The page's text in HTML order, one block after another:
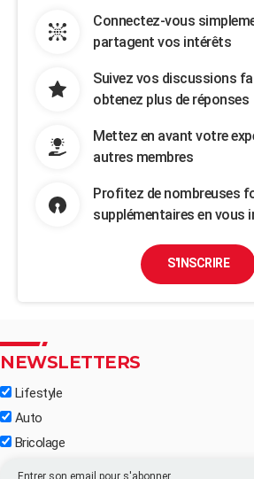
Connectez-vous
partagent vos intérêts
Suivez vos discussions
obtenez plus de réponses
Mettez en avant votre
autres membres
Profitez de nombreuses
supplémentaires en vous
S'INSCRIRE
NEWSLETTERS
Lifestyle
Auto
Bricolage